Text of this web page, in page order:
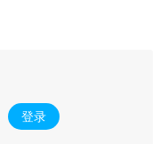
登录 。